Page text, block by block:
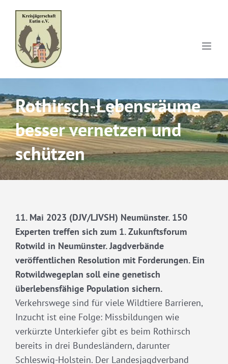
content
Rothirsch-Lebensräume
besser vernetzen und
schützen
11. Mai 2023 (DJV/LJVSH) Neumünster. 150
Experten treffen sich zum 1. Zukunftsforum
Rotwild in Neumünster. Jagdverbände
veröffentlichen Resolution mit Forderungen. Ein
Rotwildwegeplan soll eine genetisch
überlebensfähige Population sichern.
Verkehrswege sind für viele Wildtiere Barrieren,
Inzucht ist eine Folge: Missbildungen wie
verkürzte Unterkiefer gibt es beim Rothirsch
bereits in drei Bundesländern, darunter
Schleswig-Holstein. Der Landesjagdverband